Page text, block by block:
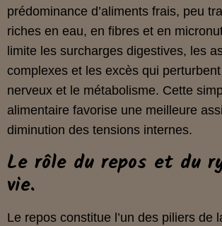
prédominance d’aliments frais, peu
riches en eau, en fibres et en
limite les surcharges digestives, les
complexes et les excès qui
nerveux et le métabolisme. Cette
alimentaire favorise une meilleure
diminution des tensions internes.
Le rôle du repos et du
vie.
Le repos constitue l’un des piliers de